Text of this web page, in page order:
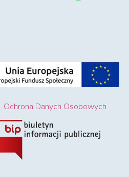
Ochrona Danych Osobowych